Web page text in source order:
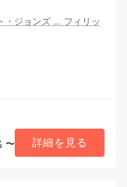
・ジョンズ … フィリッ
〜 詳細を見る